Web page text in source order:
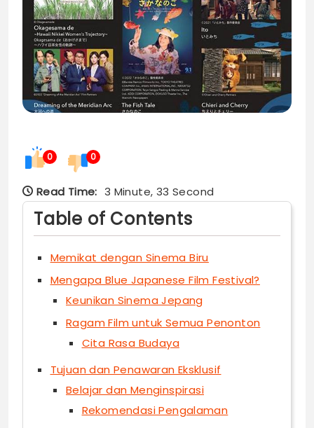
0 0
Read Time: 3 Minute, 33 Second
Table of Contents
Memikat dengan Sinema Biru
Mengapa Blue Japanese Film Festival?
Keunikan Sinema Jepang
Ragam Film untuk Semua Penonton
Cita Rasa Budaya
Tujuan dan Penawaran Eksklusif
Belajar dan Menginspirasi
Rekomendasi Pengalaman